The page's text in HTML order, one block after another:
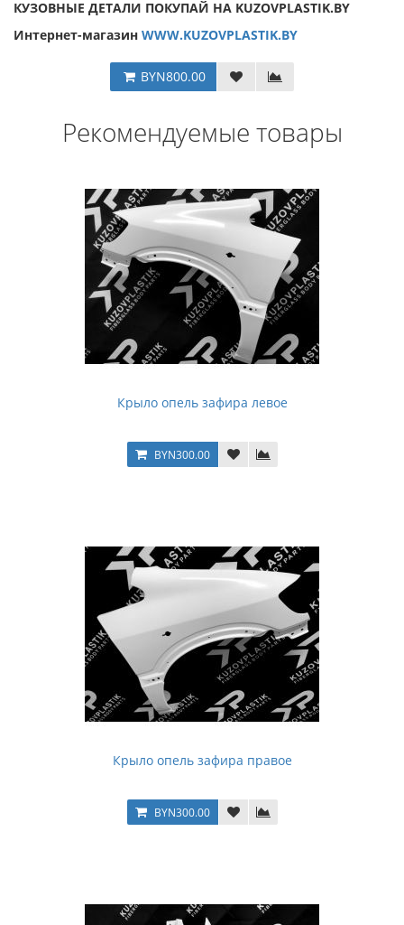
КУЗОВНЫЕ ДЕТАЛИ ПОКУПАЙ НА KUZOVPLASTIK.BY
Интернет-магазин WWW.KUZOVPLASTIK.BY
BYN800.00
Рекомендуемые товары
Крыло опель зафира левое
BYN300.00
Крыло опель зафира правое
BYN300.00